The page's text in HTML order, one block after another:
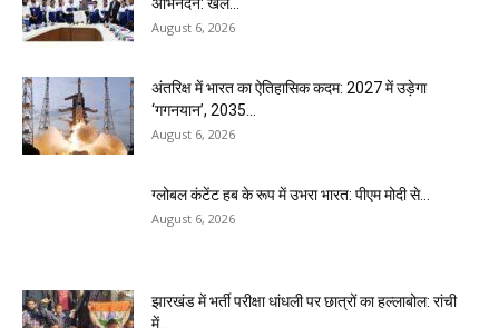
अभिनंदन: खेल...
August 6, 2026
अंतरिक्ष में भारत का ऐतिहासिक कदम: 2027 में उड़ेगा
‘गगनयान’, 2035...
August 6, 2026
ग्लोबल कंटेंट हब के रूप में उभरा भारत: पीएम मोदी से...
August 6, 2026
झारखंड में भर्ती परीक्षा धांधली पर छात्रों का हल्लाबोल: रांची
में...